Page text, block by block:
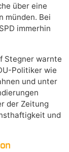
über eine
münden. Bei
immerhin
Stegner warnte
Politiker wie
und unter
der Zeitung
und